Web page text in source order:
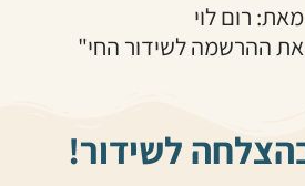
מאת: רום לוי
את ההרשמה לשידור החי"
לשידור!